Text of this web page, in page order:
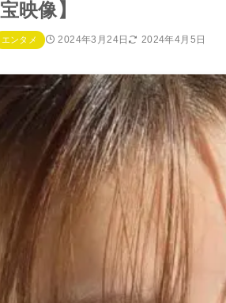
宝映像】
エンタメ 2024年3月24日 2024年4月5日